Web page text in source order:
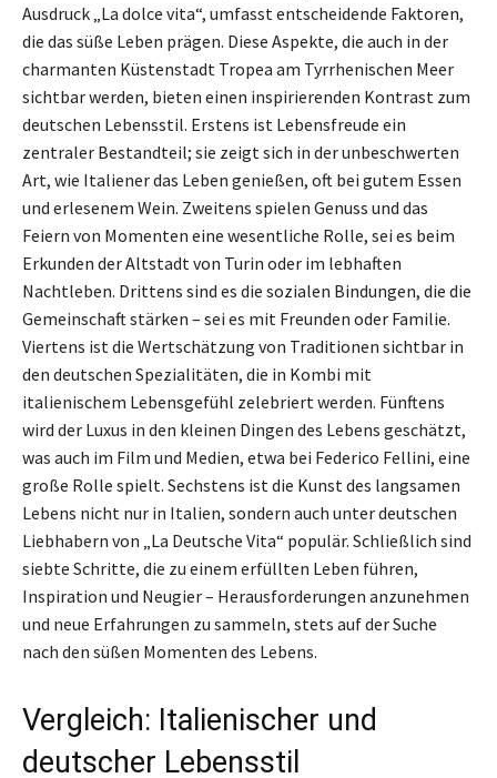
Ausdruck „La dolce vita“, umfasst entscheidende Faktoren,
die das süße Leben prägen. Diese Aspekte, die auch in der
charmanten Küstenstadt Tropea am Tyrrhenischen Meer
sichtbar werden, bieten einen inspirierenden Kontrast zum
deutschen Lebensstil. Erstens ist Lebensfreude ein
zentraler Bestandteil; sie zeigt sich in der unbeschwerten
Art, wie Italiener das Leben genießen, oft bei gutem Essen
und erlesenem Wein. Zweitens spielen Genuss und das
Feiern von Momenten eine wesentliche Rolle, sei es beim
Erkunden der Altstadt von Turin oder im lebhaften
Nachtleben. Drittens sind es die sozialen Bindungen, die die
Gemeinschaft stärken – sei es mit Freunden oder Familie.
Viertens ist die Wertschätzung von Traditionen sichtbar in
den deutschen Spezialitäten, die in Kombi mit
italienischem Lebensgefühl zelebriert werden. Fünftens
wird der Luxus in den kleinen Dingen des Lebens geschätzt,
was auch im Film und Medien, etwa bei Federico Fellini, eine
große Rolle spielt. Sechstens ist die Kunst des langsamen
Lebens nicht nur in Italien, sondern auch unter deutschen
Liebhabern von „La Deutsche Vita“ populär. Schließlich sind
siebte Schritte, die zu einem erfüllten Leben führen,
Inspiration und Neugier – Herausforderungen anzunehmen
und neue Erfahrungen zu sammeln, stets auf der Suche
nach den süßen Momenten des Lebens.
Vergleich: Italienischer und
deutscher Lebensstil